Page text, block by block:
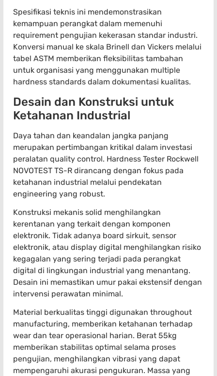
Spesifikasi teknis ini mendemonstrasikan
kemampuan perangkat dalam memenuhi
requirement pengujian kekerasan standar industri.
Konversi manual ke skala Brinell dan Vickers melalui
tabel ASTM memberikan fleksibilitas tambahan
untuk organisasi yang menggunakan multiple
hardness standards dalam dokumentasi kualitas.
Desain dan Konstruksi untuk
Ketahanan Industrial
Daya tahan dan keandalan jangka panjang
merupakan pertimbangan kritikal dalam investasi
peralatan quality control. Hardness Tester Rockwell
NOVOTEST TS-R dirancang dengan fokus pada
ketahanan industrial melalui pendekatan
engineering yang robust.
Konstruksi mekanis solid menghilangkan
kerentanan yang terkait dengan komponen
elektronik. Tidak adanya board sirkuit, sensor
elektronik, atau display digital menghilangkan risiko
kegagalan yang sering terjadi pada perangkat
digital di lingkungan industrial yang menantang.
Desain ini memastikan umur pakai ekstensif dengan
intervensi perawatan minimal.
Material berkualitas tinggi digunakan throughout
manufacturing, memberikan ketahanan terhadap
wear dan tear operasional harian. Berat 55kg
memberikan stabilitas optimal selama proses
pengujian, menghilangkan vibrasi yang dapat
mempengaruhi akurasi pengukuran. Massa yang